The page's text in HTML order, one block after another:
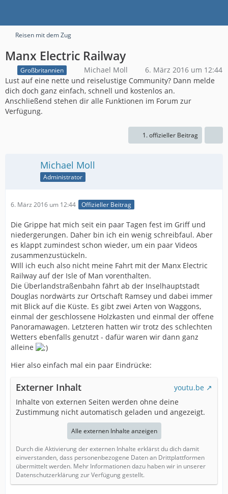
Reisen mit dem Zug
Manx Electric Railway
Großbritannien Michael Moll
6. März 2016 um 12:44
Lust auf eine nette und reiselustige Community? Dann melde
dich doch ganz einfach, schnell und kostenlos an.
Anschließend stehen dir alle Funktionen im Forum zur
Verfügung.
1. offizieller Beitrag
Michael Moll
Administrator
6. März 2016 um 12:44 Offizieller Beitrag
Die Grippe hat mich seit ein paar Tagen fest im Griff und
niedergerungen. Daher bin ich ein wenig schreibfaul. Aber
es klappt zumindest schon wieder, um ein paar Videos
zusammenzustückeln.
WIll ich euch also nicht meine Fahrt mit der Manx Electric
Railway auf der Isle of Man vorenthalten.
Die Überlandstraßenbahn fährt ab der Inselhauptstadt
Douglas nordwärts zur Ortschaft Ramsey und dabei immer
mit Blick auf die Küste. Es gibt zwei Arten von Waggons,
einmal der geschlossene Holzkasten und einmal der offene
Panoramawagen. Letzteren hatten wir trotz des schlechten
Wetters ebenfalls genutzt - dafür waren wir dann ganz
alleine
Hier also einfach mal ein paar Eindrücke:
Externer Inhalt
youtu.be
Inhalte von externen Seiten werden ohne deine
Zustimmung nicht automatisch geladen und angezeigt.
Alle externen Inhalte anzeigen
Durch die Aktivierung der externen Inhalte erklärst du dich damit
einverstanden, dass personenbezogene Daten an Drittplattformen
übermittelt werden. Mehr Informationen dazu haben wir in unserer
Datenschutzerklärung zur Verfügung gestellt.